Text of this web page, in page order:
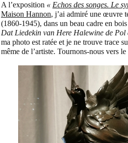
A l’exposition « Echos des songes. Le
Maison Hannon, j’ai admiré une œuvre
(1860-1945), dans un beau cadre en
Dat Liedekin van Here Halewine de Pol
ma photo est ratée et je ne trouve trace
même de l’artiste. Tournons-nous vers le